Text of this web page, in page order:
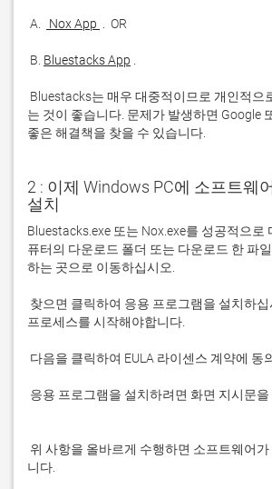
A. Nox App
B. Bluestacks App
는 것이 좋습니다. 문제가 발생하면 Google
좋은 해결책을 찾을 수 있습니다.
2 : 이제 Windows PC에 소프트웨
설치
Bluestacks.exe 또는 Nox.exe를 성공적으로
퓨터의 다운로드 폴더 또는 다운로드 한 파
니다.